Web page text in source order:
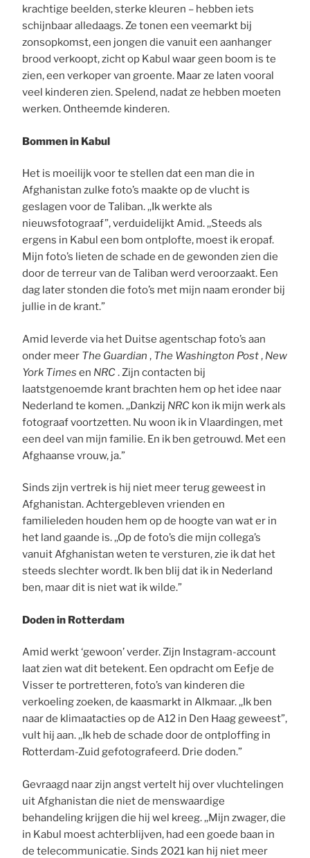
krachtige beelden, sterke kleuren – hebben iets
schijnbaar alledaags. Ze tonen een veemarkt bij
zonsopkomst, een jongen die vanuit een aanhanger
brood verkoopt, zicht op Kabul waar geen boom is te
zien, een verkoper van groente. Maar ze laten vooral
veel kinderen zien. Spelend, nadat ze hebben moeten
werken. Ontheemde kinderen.
Bommen in Kabul
Het is moeilijk voor te stellen dat een man die in
Afghanistan zulke foto’s maakte op de vlucht is
geslagen voor de Taliban. ,,Ik werkte als
nieuwsfotograaf”, verduidelijkt Amid. ,,Steeds als
ergens in Kabul een bom ontplofte, moest ik eropaf.
Mijn foto’s lieten de schade en de gewonden zien die
door de terreur van de Taliban werd veroorzaakt. Een
dag later stonden die foto’s met mijn naam eronder bij
jullie in de krant.”
Amid leverde via het Duitse agentschap foto’s aan
onder meer The Guardian , The Washington Post , New
York Timesen NRC. Zijn contacten bij
laatstgenoemde krant brachten hem op het idee naar
Nederland te komen. ,,Dankzij NRC kon ik mijn werk als
fotograaf voortzetten. Nu woon ik in Vlaardingen, met
een deel van mijn familie. En ik ben getrouwd. Met een
Afghaanse vrouw, ja.”
Sinds zijn vertrek is hij niet meer terug geweest in
Afghanistan. Achtergebleven vrienden en
familieleden houden hem op de hoogte van wat er in
het land gaande is. ,,Op de foto’s die mijn collega’s
vanuit Afghanistan weten te versturen, zie ik dat het
steeds slechter wordt. Ik ben blij dat ik in Nederland
ben, maar dit is niet wat ik wilde.”
Doden in Rotterdam
Amid werkt ‘gewoon’ verder. Zijn Instagram-account
laat zien wat dit betekent. Een opdracht om Eefje de
Visser te portretteren, foto’s van kinderen die
verkoeling zoeken, de kaasmarkt in Alkmaar. ,,Ik ben
naar de klimaatacties op de A12 in Den Haag geweest”,
vult hij aan. ,,Ik heb de schade door de ontploffing in
Rotterdam-Zuid gefotografeerd. Drie doden.”
Gevraagd naar zijn angst vertelt hij over vluchtelingen
uit Afghanistan die niet de menswaardige
behandeling krijgen die hij wel kreeg. ,,Mijn zwager, die
in Kabul moest achterblijven, had een goede baan in
de telecommunicatie. Sinds 2021 kan hij niet meer